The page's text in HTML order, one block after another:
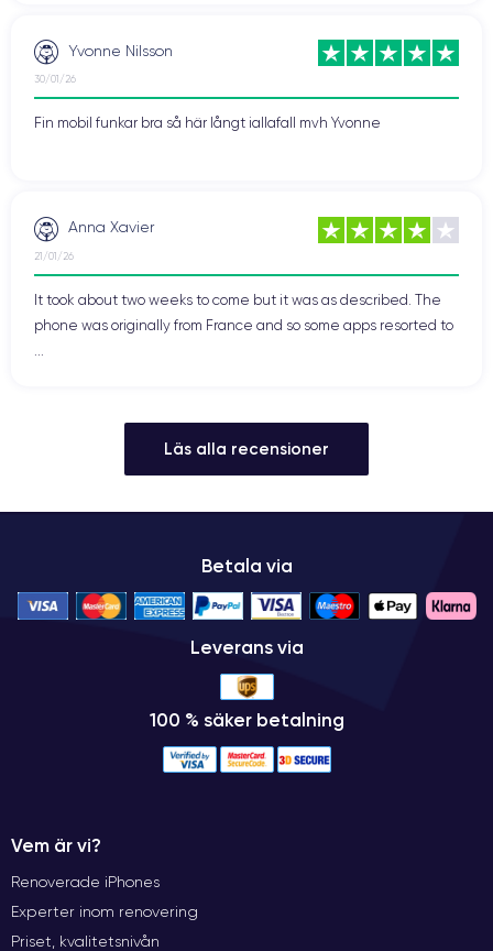
Yvonne Nilsson
30/01/26
Fin mobil funkar bra så här långt iallafall mvh Yvonne
Anna Xavier
21/01/26
It took about two weeks to come but it was as described. The
phone was originally from France and so some apps resorted to
Läs alla recensioner
Betala via
Leverans via
100 % säker betalning
Vem är vi?
Renoverade iPhones
Experter inom renovering
Priset, kvalitetsnivån